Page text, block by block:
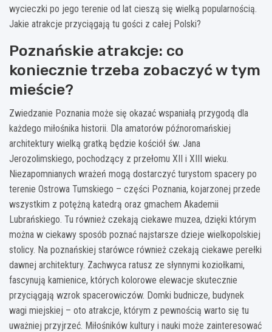
wycieczki po jego terenie od lat cieszą się wielką popularnością.
Jakie atrakcje przyciągają tu gości z całej Polski?
Poznańskie atrakcje: co
koniecznie trzeba zobaczyć w tym
mieście?
Zwiedzanie Poznania może się okazać wspaniałą przygodą dla
każdego miłośnika historii. Dla amatorów późnoromańskiej
architektury wielką gratką będzie kościół św. Jana
Jerozolimskiego, pochodzący z przełomu XII i XIII wieku.
Niezapomnianych wrażeń mogą dostarczyć turystom spacery po
terenie Ostrowa Tumskiego – części Poznania, kojarzonej przede
wszystkim z potężną katedrą oraz gmachem Akademii
Lubrańskiego. Tu również czekają ciekawe muzea, dzięki którym
można w ciekawy sposób poznać najstarsze dzieje wielkopolskiej
stolicy. Na poznańskiej starówce również czekają ciekawe perełki
dawnej architektury. Zachwyca ratusz ze słynnymi koziołkami,
fascynują kamienice, których kolorowe elewacje skutecznie
przyciągają wzrok spacerowiczów. Domki budnicze, budynek
wagi miejskiej – oto atrakcje, którym z pewnością warto się tu
uważniej przyjrzeć. Miłośników kultury i nauki może zainteresować